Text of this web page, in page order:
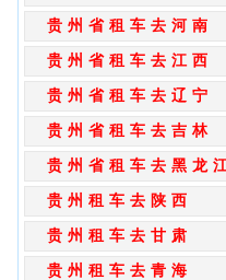
贵州省租车去河南
贵州省租车去江西
贵州省租车去辽宁
贵州省租车去吉林
贵州省租车去黑龙
贵州租车去陕西
贵州租车去甘肃
贵州租车去青海